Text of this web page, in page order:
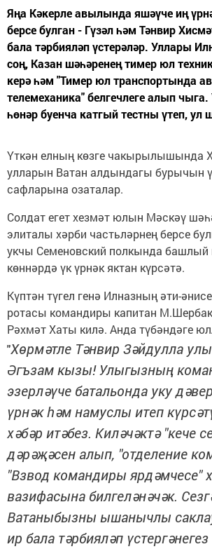
Яңа Кәкерле авылында яшәүче иң
берсе булган - Гүзәл һәм Тәнвир
бала тәрбияләп үстерәләр. Уллары
соң, Казан шәһәренең тимер юл
керә һәм "Тимер юл транспортында
телемеханика" белгечлеге алып чыга.
һөнәр буенча катгый тестны үтеп, ул
Үткән елның көзге чакырылышында
улларын Ватан алдындагы бурычын
сафларына озаталар.
Солдат егет хезмәт юлын Мәскәү
элиталы хәрби частьләрнең берсе
укчы Семеновский полкында башлый
көннәрдә үк үрнәк яктан күрсәтә.
Күптән түгел генә Илназның әти-
ротасы командиры капитан
Рәхмәт Хаты килә. Анда түбәндәге
"Хөрмәтле Тәнвир Зәйдулла
Әгъзам кызы!Улыгызның
эзерләүче батальонда уку
үрнәк һәм намуслы итеп
хәбәр итәбез. Киләчәктә "кече
дәрәҗәсен алып, "отделение
"Взвод командиры ярдәмчесе"
вазифасына билгеләнәчәк.
Ватаныбызны ышанычлы
ир бала тәрбияләп